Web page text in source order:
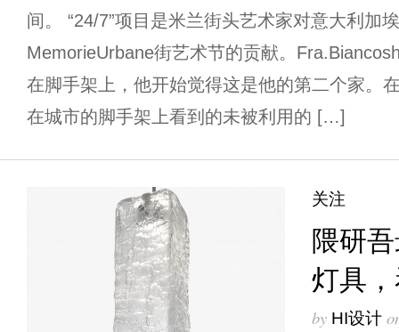
间。 “24/7”项目是米兰街头艺术家对意大利加
MemorieUrbane街艺术节的贡献。
在脚手架上，他开始觉得这是他的第二个家。
在城市的脚手架上看到的未被利用的 […]
关注
隈研
灯具
by HI设计